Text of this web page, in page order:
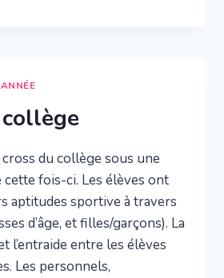
du collège sous une
fois-ci. Les élèves ont
aptitudes sportive à travers
d’âge, et filles/garçons). La
l’entraide entre les élèves
Les personnels,